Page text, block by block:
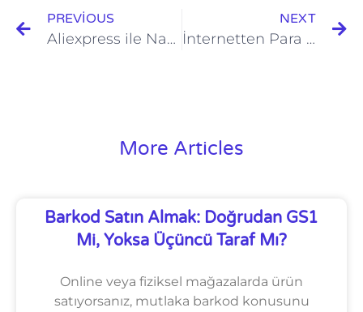
PREVIOUS
Aliexpress ile Nasıl Para Kazanılır? Aliexpress’de Harcadıkça Para Kazanın
NEXT
İnternetten Para Kazanmak İstiyorum. Helal Para Kazanmanın Yolları. Ekstra gelir elde etmek
More Articles
Barkod Satın Almak: Doğrudan GS1
Mi, Yoksa Üçüncü Taraf Mı?
Online veya fiziksel mağazalarda ürün
satıyorsanız, mutlaka barkod konusunu